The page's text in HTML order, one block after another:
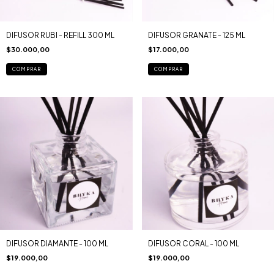
DIFUSOR RUBI - REFILL 300 ML
$30.000,00
COMPRAR
DIFUSOR GRANATE - 125 ML
$17.000,00
COMPRAR
DIFUSOR DIAMANTE - 100 ML
$19.000,00
DIFUSOR CORAL - 100 ML
$19.000,00